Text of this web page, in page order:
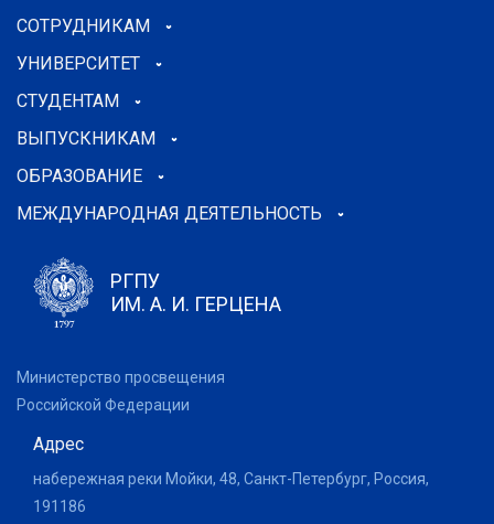
СОТРУДНИКАМ
УНИВЕРСИТЕТ
СТУДЕНТАМ
ВЫПУСКНИКАМ
ОБРАЗОВАНИЕ
МЕЖДУНАРОДНАЯ ДЕЯТЕЛЬНОСТЬ
РГПУ
ИМ. А. И. ГЕРЦЕНА
Министерство просвещения
Российской Федерации
Адрес
набережная реки Мойки, 48, Санкт-Петербург, Россия,
191186